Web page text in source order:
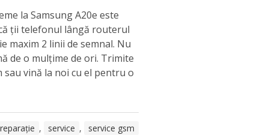
la Samsung A20e este
ții telefonul lângă routerul
maxim 2 linii de semnal. Nu
de o mulțime de ori. Trimite
vină la noi cu el pentru o
reparație , service , service gsm